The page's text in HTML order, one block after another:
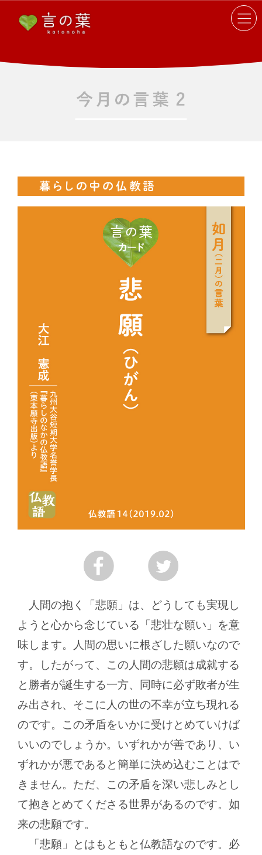
人間の抱く「悲願」は、どうしても実現し
ようと心から念じている「悲壮な願い」を意
味します。人間の思いに根ざした願いなので
す。したがって、この人間の悲願は成就する
と勝者が誕生する一方、同時に必ず敗者が生
み出され、そこに人の世の不幸が立ち現れる
のです。この矛盾をいかに受けとめていけば
いいのでしょうか。いずれかが善であり、い
ずれかが悪であると簡単に決め込むことはで
きません。ただ、この矛盾を深い悲しみとし
て抱きとめてくださる世界があるのです。如
来の悲願です。
「悲願」とはもともと仏教語なのです。必